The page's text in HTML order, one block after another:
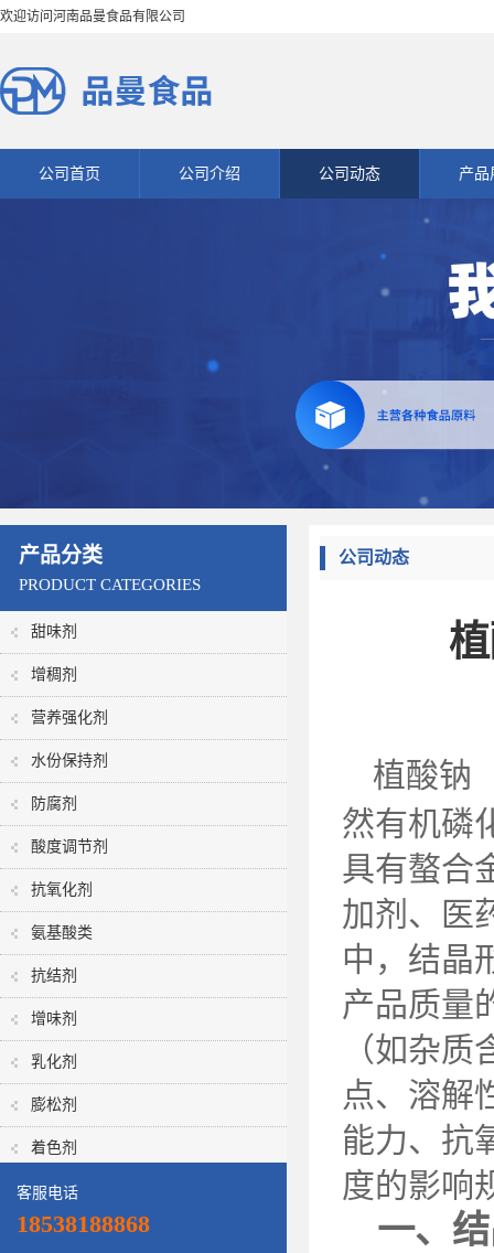
欢迎访问河南品曼食品有限公司
公司首页 公司介绍 公司动态 产品
产品分类
PRODUCT CATEGORIES
甜味剂
增稠剂
营养强化剂
水份保持剂
防腐剂
酸度调节剂
抗氧化剂
氨基酸类
抗结剂
增味剂
乳化剂
膨松剂
着色剂
客服电话
18538188868
公司动态
植酸钠
然有机磷
具有螯合
加剂、医
中，结晶
产品质量
（如杂
点、溶解
能力、抗
度的影响
一、